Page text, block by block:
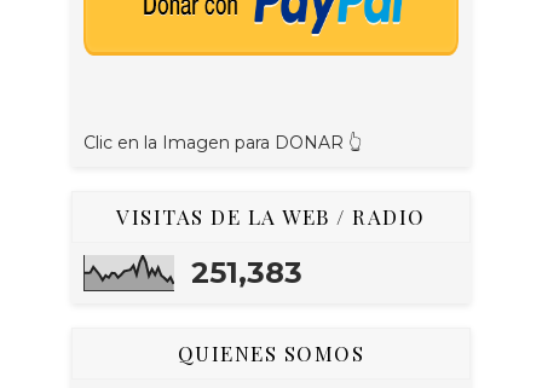
Clic en la Imagen para DONAR 👆
VISITAS DE LA WEB / RADIO
251,383
QUIENES SOMOS